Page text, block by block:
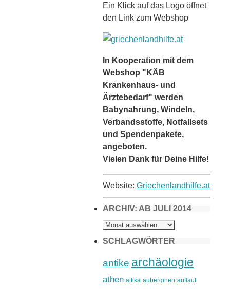
Ein Klick auf das Logo öffnet
den Link zum Webshop
In Kooperation mit dem
Webshop "KÄB
Krankenhaus- und
Ärztebedarf" werden
Babynahrung, Windeln,
Verbandsstoffe, Notfallsets
und Spendenpakete,
angeboten.
Vielen Dank für Deine Hilfe!
Website: Griechenlandhilfe.at
ARCHIV: AB JULI 2014
ARCHIV:
AB
2014
SCHLAGWÖRTER
antike archäologie
athen attika auberginen auflauf